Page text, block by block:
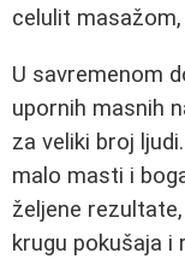
celulit
U savremenom
upornih masnih
za veliki broj
malo masti i
željene
krugu pokušaja i